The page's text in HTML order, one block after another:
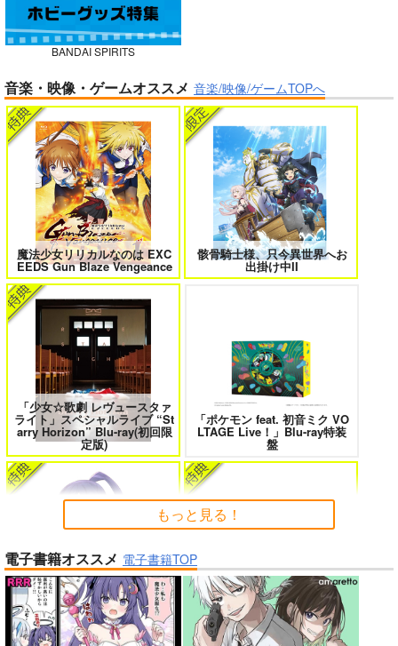
競売でマンションを買
った話。３
さくら研究室
円（税込）
オリジナル
作者
パイセン
サンプル
カート
英雄戦記～ 10
ボクの理想の異世界生活 転生したら
ケモ耳娘だらけの世界でハーレムに
3
異世界から来た君と共に過ごす日常
2
＃ラブコメ好きとこっそり繋がりた
い
女友達は頼めば意外とヤらせてくれ
る 8
HELL’o WORK！～賽の河原で積石
を崩すだけの簡単なお仕事って聞い
たのに～
よくある令嬢転生だと思ったのに 5
BANDAI SPIRITS
音楽・映像・ゲームオススメ 音楽/映像/ゲームTOPへ
魔法少女リリカルなのは EXC
EEDS Gun Blaze Vengeance
骸骨騎士様、只今異世界へお
出掛け中II
「少女☆歌劇 レヴュースタァ
ライト」スペシャルライブ “St
arry Horizon” Blu-ray(初回限
定版)
「ポケモン feat. 初音ミク VO
LTAGE Live！」Blu-ray特装
盤
インゴクダンチ
「魔法少女リリカルなのは EX
CEEDS Gun Blaze Vengeanc
e」オープニングテーマ CRIM
SON BULLET/水樹奈々
もっと見る！
電子書籍オススメ 電子書籍TOP